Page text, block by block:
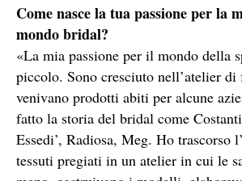
Come nasce la tua passione per la
mondo bridal?
«La mia passione per il mondo della
piccolo. Sono cresciuto nell’atelier
venivano prodotti abiti per alcune
fatto la storia del bridal come
Essedi’, Radiosa, Meg. Ho trascorso
tessuti pregiati in un atelier in cui le